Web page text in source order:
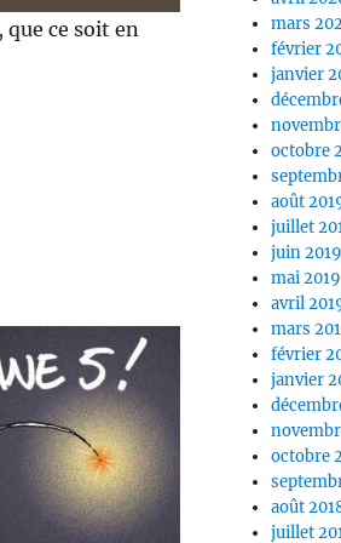
que ce soit en
mars
février
janvier
octobre
août
juillet
juin 2019
mai 2019
avril
mars
février
janvier
octobre
août
juillet